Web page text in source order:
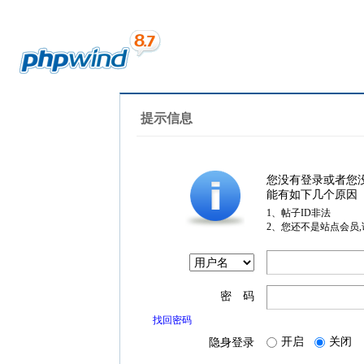
提示信息
您没有登录或者您
能有如下几个原因
1、帖子ID非法
2、您还不是站点会员
密 码
找回密码
隐身登录 开启 关闭